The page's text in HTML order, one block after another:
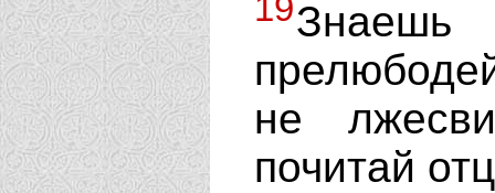
19
не
почитай